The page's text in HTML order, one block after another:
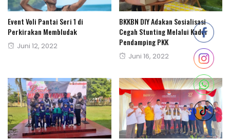
Event Voli Pantai Seri 1 di
Perkirakan Membludak
Posted
Juni 12, 2022
BKKBN DIY Adakan Sosialisasi
Cegah Stunting Melalui Kader
Pendamping PKK
Posted
Juni 16, 2022